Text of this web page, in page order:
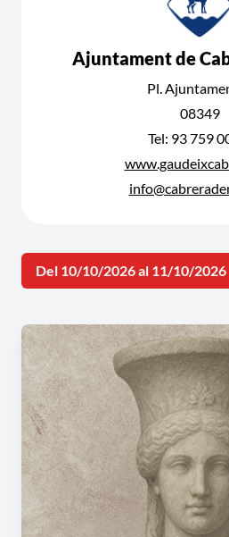
Ajuntament de
Pl.
08349
Tel: 93 759
Del 10/10/2026 al 11/10/2026